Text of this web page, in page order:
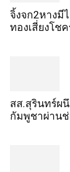
จิ้งจก​2​หาง​มี
ทอง​เสี่ยงโช
สส.สุรินทร์ผ
กัมพูชาผ่านช่